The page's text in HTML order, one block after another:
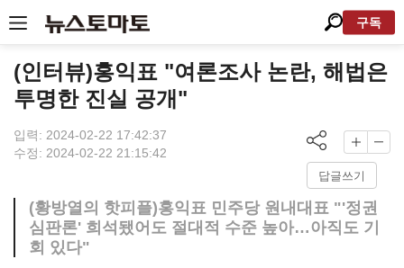
구독
(인터뷰)홍익표 "여론조사 논란, 해법은
투명한 진실 공개"
입력: 2024-02-22 17:42:37
수정: 2024-02-22 21:15:42
답글쓰기
(황방열의 핫피플)홍익표 민주당 원내대표 "'정권
심판론' 희석됐어도 절대적 수준 높아…아직도 기
회 있다"